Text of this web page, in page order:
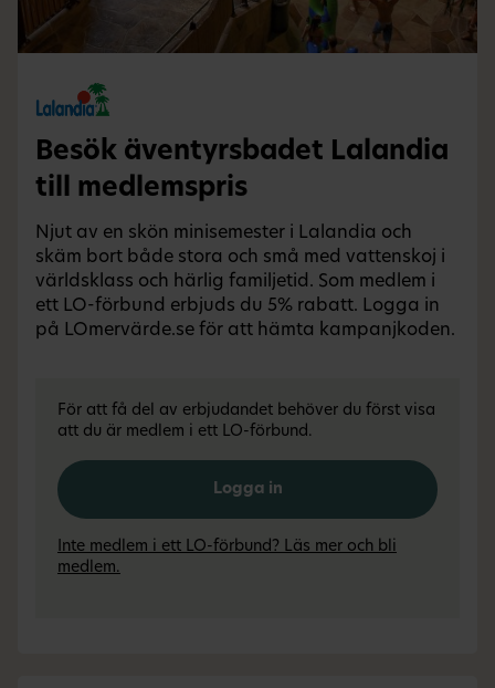
Besök äventyrsbadet Lalandia
till medlemspris
Njut av en skön minisemester i Lalandia och
skäm bort både stora och små med vattenskoj i
världsklass och härlig familjetid. Som medlem i
ett LO-förbund erbjuds du 5% rabatt. Logga in
på LOmervärde.se för att hämta kampanjkoden.
För att få del av erbjudandet behöver du först visa
att du är medlem i ett LO-förbund.
Logga in
Inte medlem i ett LO-förbund? Läs mer och bli
medlem.